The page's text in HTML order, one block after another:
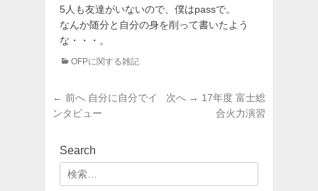
5人も友達がいないので、僕はpassで。
なんか随分と自分の身を削って書いたよう
な・・・。
カ
リ
ー
OFPに関する雑記
投
稿
ビ
ゲ
ー
← 前へ 前
の
稿:
自分に自分でイ
ンタビュー
次へ → 次
17年度 富士総
合火力演習
Search
索: